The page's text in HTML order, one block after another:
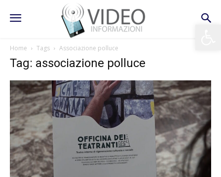
Home Tags Associazione polluce
Tag: associazione polluce